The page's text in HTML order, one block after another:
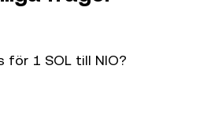
för 1 SOL till NIO?